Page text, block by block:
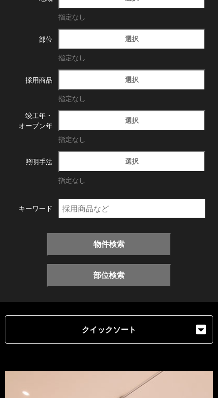
指定なし
部位 選択
指定なし
採用商品 選択
指定なし
竣工年・
オープン年
選択
指定なし
照明手法 選択
指定なし
キーワード
物件検索
部位検索
クイックソート